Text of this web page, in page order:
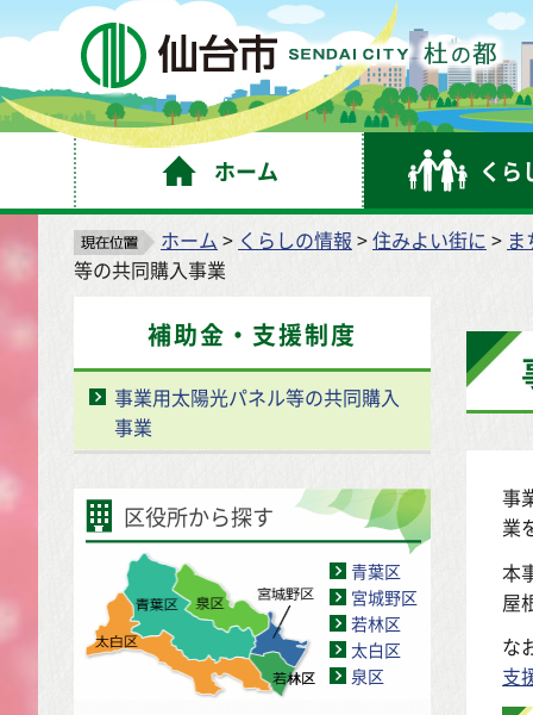
仙
ホーム くら
ホーム > くらしの情報 >住みよい街に >
等の共同購入事業
補助金・支援制度
事業用太陽光パネル等の共同購入
事業
区役所から探す
青葉区
宮城野区
若林区
太白区
泉区
事
業
本
屋
な
支